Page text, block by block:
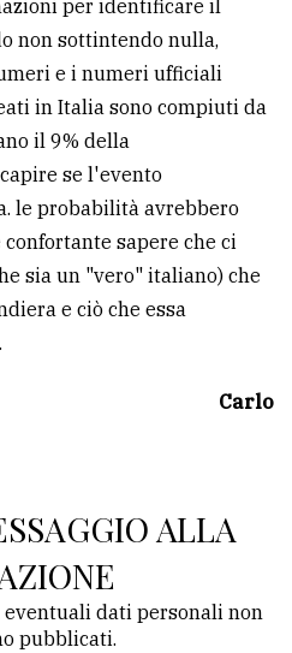
per identificare il
non sottintendo nulla,
e i numeri ufficiali
in Italia sono compiuti da
il 9% della
se l'evento
le probabilità avrebbero
sapere che ci
sia un "vero" italiano) che
e ciò che essa
Carlo
ALLA
dati personali non
pubblicati.